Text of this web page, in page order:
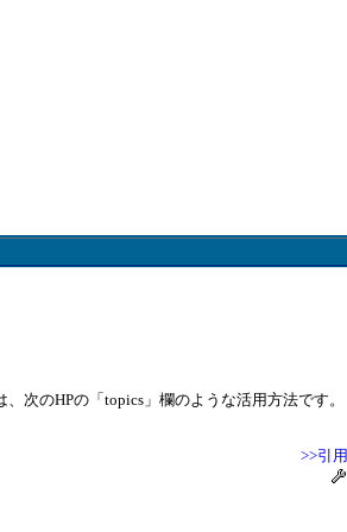
次のHPの「topics」欄のような活用方法です。
>>引用